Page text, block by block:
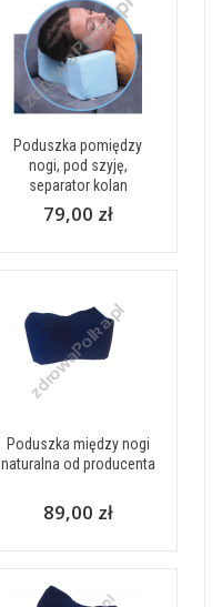
Poduszka pomiędzy
nogi, pod szyję,
separator kolan
79,00 zł
Poduszka między nogi
naturalna od producenta
89,00 zł